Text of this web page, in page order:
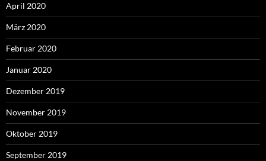
April 2020
März 2020
Februar 2020
Januar 2020
Dezember 2019
November 2019
Oktober 2019
September 2019